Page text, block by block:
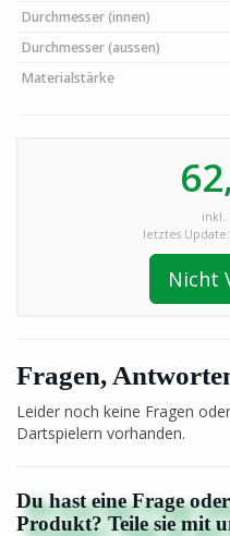
Durchmesser (innen)
Durchmesser (aussen)
Materialstärke
inkl.
letztes Update:
Nicht
Fragen,
Leider noch keine Fragen
Dartspielern vorhanden.
Du hast eine Frage
Produkt? Teile sie mit